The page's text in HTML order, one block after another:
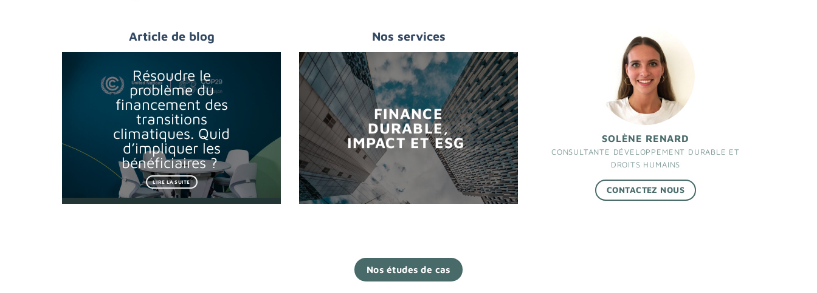
Article de blog
Résoudre le
problème du
financement des
transitions
climatiques. Quid
d’impliquer les
bénéficiaires ?
LIRE LA SUITE
Nos services
FINANCE
DURABLE,
IMPACT ET ESG
SOLÈNE RENARD
CONSULTANTE DÉVELOPPEMENT DURABLE ET
DROITS HUMAINS
CONTACTEZ NOUS
Nos études de cas